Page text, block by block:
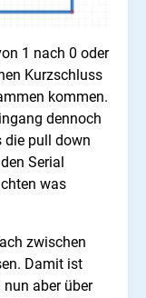
1 nach 0 oder
Kurzschluss
kommen.
dennoch
die pull down
Serial
was
zwischen
Damit ist
nun aber über